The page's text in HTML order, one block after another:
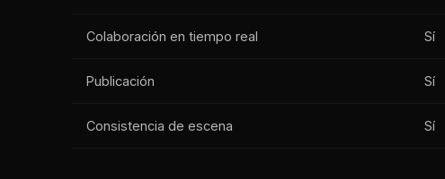
Colaboración en tiempo real Sí
Publicación Sí
Consistencia de escena Sí